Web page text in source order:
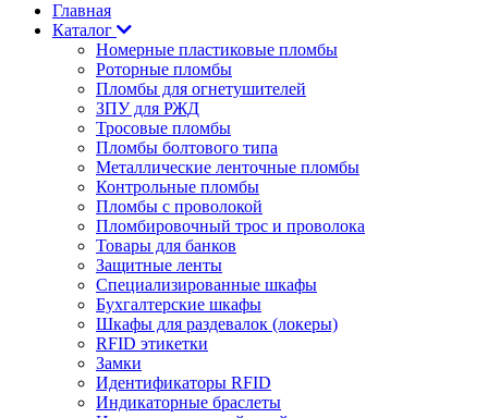
Главная
Каталог
Номерные пластиковые пломбы
Роторные пломбы
Пломбы для огнетушителей
ЗПУ для РЖД
Тросовые пломбы
Пломбы болтового типа
Металлические ленточные пломбы
Контрольные пломбы
Пломбы с проволокой
Пломбировочный трос и проволока
Товары для банков
Защитные ленты
Cпециализированные шкафы
Бухгалтерские шкафы
Шкафы для раздевалок (локеры)
RFID этикетки
Замки
Идентификаторы RFID
Индикаторные браслеты